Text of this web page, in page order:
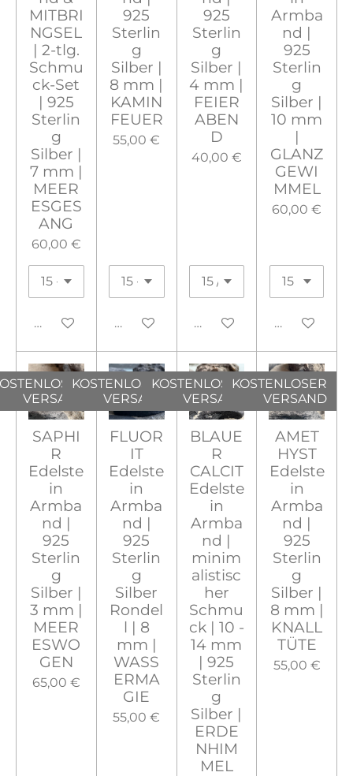
MITBRI
NGSEL
| 2-tlg.
Schmu
ck-Set
| 925
Sterlin
g
Silber |
7 mm |
MEER
ESGES
ANG
60,00 €
In den Warenkorb
925
Sterlin
g
Silber |
8 mm |
KAMIN
FEUER
55,00 €
In den Warenkorb
925
Sterlin
g
Silber |
4 mm |
FEIER
ABEN
D
40,00 €
In den Warenkorb
Armba
nd |
925
Sterlin
g
Silber |
10 mm
|
GLANZ
GEWI
MMEL
60,00 €
In den
VERSAND
SAPHI
R
Edelste
in
Armba
nd |
925
Sterlin
g
Silber |
3 mm |
MEER
ESWO
GEN
65,00 €
KOSTENLOSER
VERSAND
FLUOR
IT
Edelste
in
Armba
nd |
925
Sterlin
g
Silber
Rondel
l | 8
mm |
WASS
ERMA
GIE
55,00 €
KOSTENLOSER
VERSAND
BLAUE
R
CALCIT
Edelste
in
Armba
nd |
minim
alistisc
her
Schmu
ck | 10 -
14 mm
| 925
Sterlin
g
Silber |
ERDE
NHIM
MEL
KOSTENLOSER
VERSAND
AMET
HYST
Edelste
in
Armba
nd |
925
Sterlin
g
Silber |
8 mm |
KNALL
TÜTE
55,00 €